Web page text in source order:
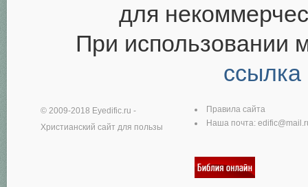
для
При использовании
ссылка
© 2009-2018 Eyedific.ru -
Христианский сайт для пользы
Правила сайта
Наша почта: